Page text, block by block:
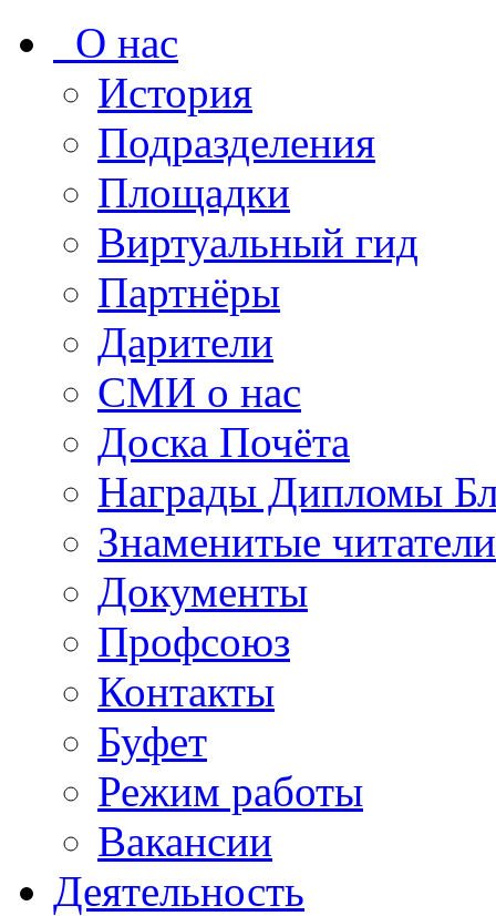
О нас
История
Подразделения
Площадки
Виртуальный гид
Партнёры
Дарители
СМИ о нас
Доска Почёта
Награды Дипломы
Знаменитые
Документы
Профсоюз
Контакты
Буфет
Режим работы
Вакансии
Деятельность